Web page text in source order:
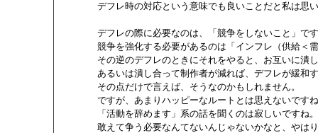
デフレ時の対応という意味でも良いことだと私は思
デフレの際に必要なのは、「競争をしないこと」で
競争を強化する必要があるのは「インフレ（供給＜
その逆のデフレのときにそれをやると、お互いに潰
あるいは潰し合って制作者が減れば、デフレが緩和
       その点だけで言えば、そうなのかもしれません。
ですが、あまりハッピーなルートとは思えないです
       「活動を辞めます」系の話を聞くのは寂しいですね。
敢えて争う必要なんてないんじゃないかなと、やは